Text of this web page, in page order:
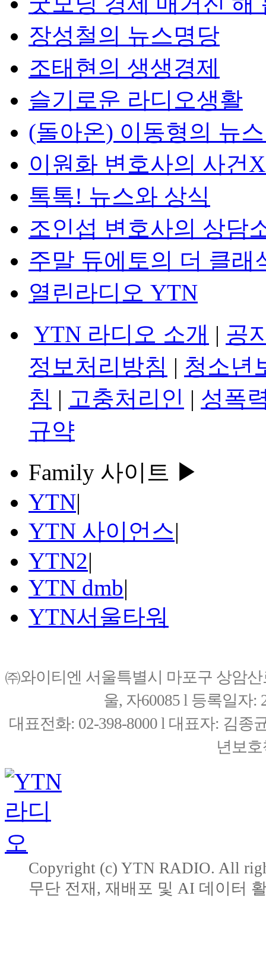
장성철의 뉴스명당
조태현의 생생경제
슬기로운 라디오생활
(돌아온) 이동형의 뉴
이원화 변호사의 사건
톡톡! 뉴스와 상식
조인섭 변호사의 상담
주말 듀에토의 더 클래
열린라디오 YTN
YTN 라디오 소개 | 공
정보처리방침 | 청소년
침 | 고충처리인 | 성폭
규약
Family 사이트 ▶
YTN|
YTN 사이언스|
YTN2|
YTN dmb|
YTN서울타워
㈜와이티엔 서울특별시 마포구 상암
울, 자60085 l 등록일자:
대표전화: 02-398-8000 l 대표자: 김종
년보
Copyright (c) YTN RADIO. All
무단 전재, 재배포 및 AI 데이터